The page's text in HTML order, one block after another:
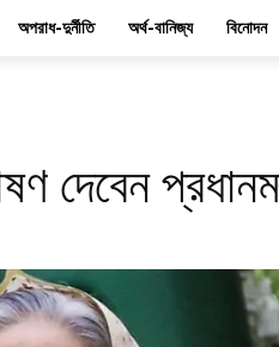
অপরাধ-দুর্নীতি অর্থ-বানিজ্য বিনোদন
দেবেন